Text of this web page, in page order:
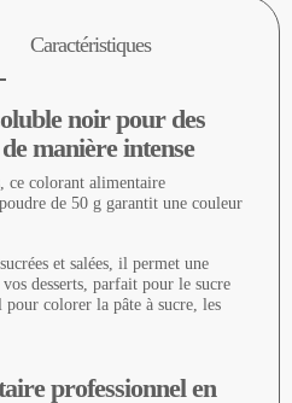
Caractéristiques
noir pour des
manière intense
ce colorant alimentaire
de 50 g garantit une couleur
et salées, il permet une
desserts, parfait pour le sucre
colorer la pâte à sucre, les
professionnel en